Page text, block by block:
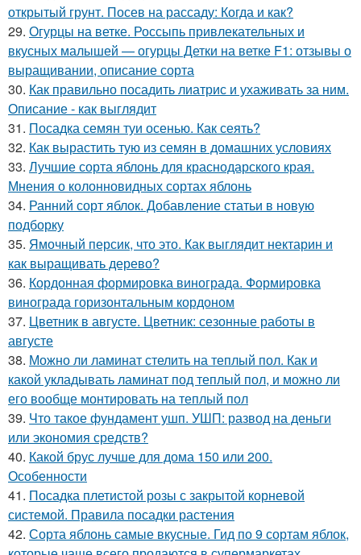
открытый грунт. Посев на рассаду: Когда и как?
29. Огурцы на ветке. Россыпь привлекательных и
вкусных малышей — огурцы Детки на ветке F1: отзывы о
выращивании, описание сорта
30. Как правильно посадить лиатрис и ухаживать за ним.
Описание - как выглядит
31. Посадка семян туи осенью. Как сеять?
32. Как вырастить тую из семян в домашних условиях
33. Лучшие сорта яблонь для краснодарского края.
Мнения о колонновидных сортах яблонь
34. Ранний сорт яблок. Добавление статьи в новую
подборку
35. Ямочный персик, что это. Как выглядит нектарин и
как выращивать дерево?
36. Кордонная формировка винограда. Формировка
винограда горизонтальным кордоном
37. Цветник в августе. Цветник: сезонные работы в
августе
38. Можно ли ламинат стелить на теплый пол. Как и
какой укладывать ламинат под теплый пол, и можно ли
его вообще монтировать на теплый пол
39. Что такое фундамент ушп. УШП: развод на деньги
или экономия средств?
40. Какой брус лучше для дома 150 или 200.
Особенности
41. Посадка плетистой розы с закрытой корневой
системой. Правила посадки растения
42. Сорта яблонь самые вкусные. Гид по 9 сортам яблок,